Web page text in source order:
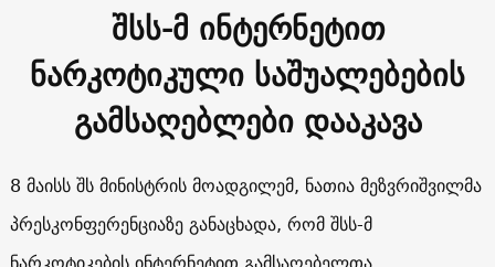
შსს-მ ინტერნეტით
ნარკოტიკული საშუალებების
გამსაღებლები დააკავა
8 მაისს შს მინისტრის მოადგილემ, ნათია მეზვრიშვილმა
პრესკონფერენციაზე განაცხადა, რომ შსს-მ